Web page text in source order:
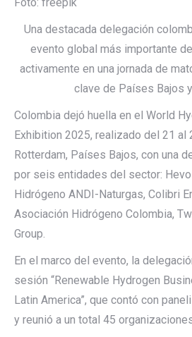
Una destacada delegación
evento global más importante
activamente en una jornada de
clave de Países Bajos
Colombia dejó huella en el World
Exhibition 2025, realizado del 21 al
Rotterdam, Países Bajos, con una
por seis entidades del sector:
Hidrógeno ANDI-Naturgas, Colibri
Asociación Hidrógeno Colombia,
Group.
En el marco del evento, la
sesión “Renewable Hydrogen
Latin America”, que contó con
y reunió a un total 45